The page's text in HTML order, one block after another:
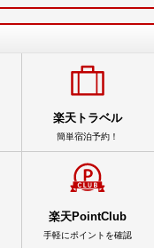
楽天トラベル
簡単宿泊予約！
楽天PointClub
手軽にポイントを確認